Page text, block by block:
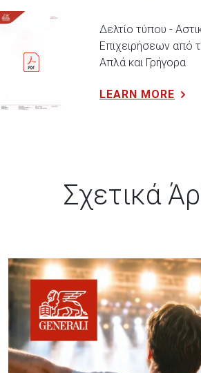
Δελτίο τύπου -
Επιχειρήσεων από
Απλά και Γρήγορα
LEARN MORE
Σχετικά